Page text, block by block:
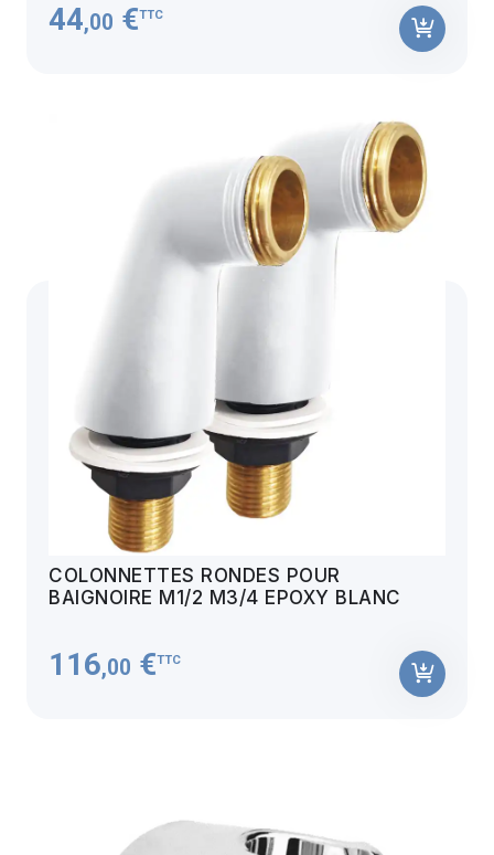
44,00 €TTC
COLONNETTES RONDES POUR
BAIGNOIRE M1/2 M3/4 EPOXY BLANC
116,00 €TTC